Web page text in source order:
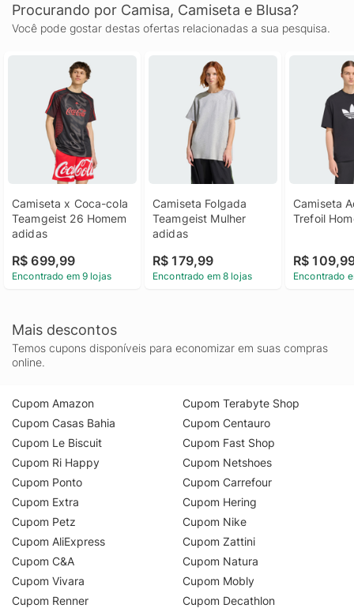
Procurando por Camisa, Camiseta e Blusa?
Você pode gostar destas ofertas relacionadas a sua pesquisa.
Camiseta x Coca-cola
Teamgeist 26 Homem
adidas
R$ 699,99
Encontrado em 9 lojas
Camiseta Folgada
Teamgeist Mulher
adidas
R$ 179,99
Encontrado em 8 lojas
Camiseta
Trefoil
R$
Encontrado
Mais descontos
Temos cupons disponíveis para economizar em suas compras
online.
Cupom Amazon
Cupom Casas Bahia
Cupom Le Biscuit
Cupom Ri Happy
Cupom Ponto
Cupom Extra
Cupom Petz
Cupom AliExpress
Cupom C&A
Cupom Vivara
Cupom Renner
Cupom Terabyte Shop
Cupom Centauro
Cupom Fast Shop
Cupom Netshoes
Cupom Carrefour
Cupom Hering
Cupom Nike
Cupom Zattini
Cupom Natura
Cupom Mobly
Cupom Decathlon